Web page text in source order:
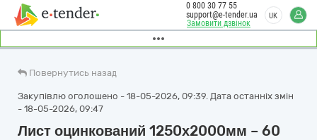
Замовити дзвінок
0 800 30 77 55
support@e-tender.ua
UK
Повернутись назад
Закупівлю оголошено - 18-05-2026, 09:39. Дата останніх змін
- 18-05-2026, 09:47
Лист оцинкований 1250х2000мм – 60